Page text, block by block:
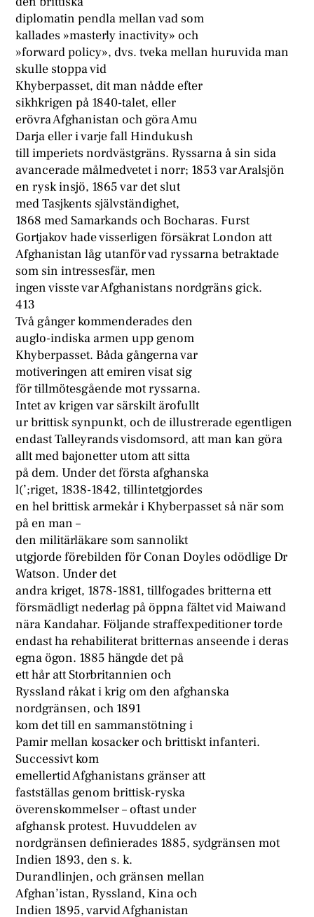
diplomatin pendla mellan vad som
kallades »masterly inactivity» och
»forward policy», dvs. tveka mellan huruvida man
skulle stoppa vid
Khyberpasset, dit man nådde efter
sikhkrigen på 1840-talet, eller
erövra Afghanistan och göra Amu
Darja eller i varje fall Hindukush
till imperiets nordvästgräns. Ryssarna å sin sida
avancerade målmedvetet i norr; 1853 var Aralsjön
en rysk insjö, 1865 var det slut
med Tasjkents självständighet,
1868 med Samarkands och Bocharas. Furst
Gortjakov hade visserligen försäkrat London att
Afghanistan låg utanför vad ryssarna betraktade
som sin intressesfär, men
ingen visste var Afghanistans nordgräns gick.
413
Två gånger kommenderades den
auglo-indiska armen upp genom
Khyberpasset. Båda gångerna var
motiveringen att emiren visat sig
för tillmötesgående mot ryssarna.
Intet av krigen var särskilt ärofullt
ur brittisk synpunkt, och de illustrerade egentligen
endast Talleyrands visdomsord, att man kan göra
allt med bajonetter utom att sitta
på dem. Under det första afghanska
l(’;riget, 1838-1842, tillintetgjordes
en hel brittisk armekår i Khyberpasset så när som
på en man –
den militärläkare som sannolikt
utgjorde förebilden för Conan Doyles odödlige Dr
Watson. Under det
andra kriget, 1878-1881, tillfogades britterna ett
försmädligt nederlag på öppna fältet vid Maiwand
nära Kandahar. Följande straffexpeditioner torde
endast ha rehabiliterat britternas anseende i deras
egna ögon. 1885 hängde det på
ett hår att Storbritannien och
Ryssland råkat i krig om den afghanska
nordgränsen, och 1891
kom det till en sammanstötning i
Pamir mellan kosacker och brittiskt infanteri.
Successivt kom
emellertid Afghanistans gränser att
fastställas genom brittisk-ryska
överenskommelser – oftast under
afghansk protest. Huvuddelen av
nordgränsen definierades 1885, sydgränsen mot
Indien 1893, den s. k.
Durandlinjen, och gränsen mellan
Afghan’istan, Ryssland, Kina och
Indien 1895, varvid Afghanistan